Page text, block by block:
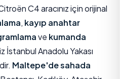
C4 aracınız için orijinal
, kayıp anahtar
ve kumanda
İstanbul Anadolu Yakası
Maltepe'de sahada